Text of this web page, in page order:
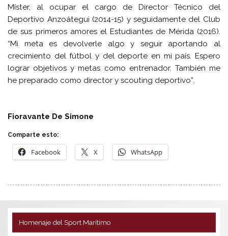
Míster, al ocupar el cargo de Director Técnico del
Deportivo Anzoátegui (2014-15) y seguidamente del Club
de sus primeros amores el Estudiantes de Mérida (2016).
“Mi meta es devolverle algo y seguir aportando al
crecimiento del fútbol y del deporte en mi país. Espero
lograr objetivos y metas como entrenador. También me
he preparado como director y scouting deportivo”.
Fioravante De Simone
Comparte esto:
Facebook X WhatsApp
Homenaje del Sport Marítimo